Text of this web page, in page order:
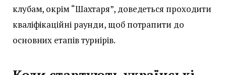
клубам, окрім “Шахтаря”, доведеться проходити
кваліфікаційні раунди, щоб потрапити до
основних етапів турнірів.